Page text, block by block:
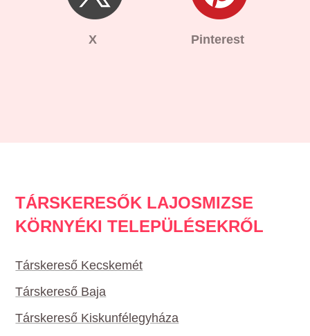
X Pinterest
TÁRSKERESŐK LAJOSMIZSE
KÖRNYÉKI TELEPÜLÉSEKRŐL
Társkereső Kecskemét
Társkereső Baja
Társkereső Kiskunfélegyháza